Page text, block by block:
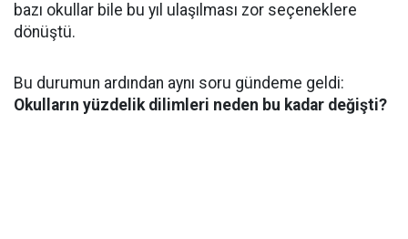
bazı okullar bile bu yıl ulaşılması zor seçeneklere
dönüştü.
Bu durumun ardından aynı soru gündeme geldi:
Okulların yüzdelik dilimleri neden bu kadar değişti?